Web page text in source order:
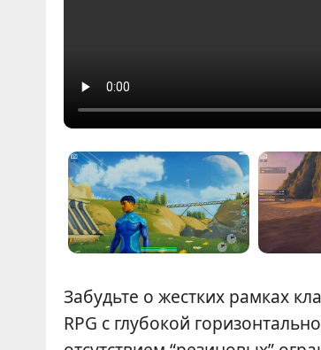
Забудьте о жестких рамках
RPG с глубокой